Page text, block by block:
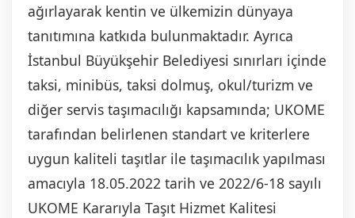
ağırlayarak kentin ve ülkemizin dünyaya
tanıtımına katkıda bulunmaktadır. Ayrıca
İstanbul Büyükşehir Belediyesi sınırları içinde
taksi, minibüs, taksi dolmuş, okul/turizm ve
diğer servis taşımacılığı kapsamında; UKOME
tarafından belirlenen standart ve kriterlere
uygun kaliteli taşıtlar ile taşımacılık yapılması
amacıyla 18.05.2022 tarih ve 2022/6-18 sayılı
UKOME Kararıyla Taşıt Hizmet Kalitesi